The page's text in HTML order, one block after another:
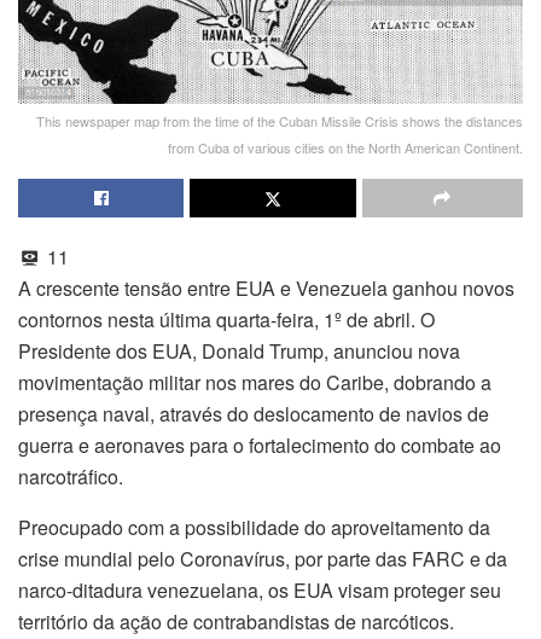
This newspaper map from the time of the Cuban Missile Crisis shows the distances
from Cuba of various cities on the North American Continent.
11
A crescente tensão entre EUA e Venezuela ganhou novos
contornos nesta última quarta-feira, 1º de abril. O
Presidente dos EUA, Donald Trump, anunciou nova
movimentação militar nos mares do Caribe, dobrando a
presença naval, através do deslocamento de navios de
guerra e aeronaves para o fortalecimento do combate ao
narcotráfico.
Preocupado com a possibilidade do aproveitamento da
crise mundial pelo Coronavírus, por parte das FARC e da
narco-ditadura venezuelana, os EUA visam proteger seu
território da ação de contrabandistas de narcóticos.